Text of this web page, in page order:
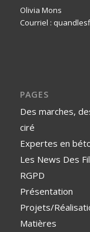
Olivia Mons
Courriel :
PAGES
Des marches,
ciré
Expertes en
Les News Des
RGPD
Présentation
Projets/
Matières